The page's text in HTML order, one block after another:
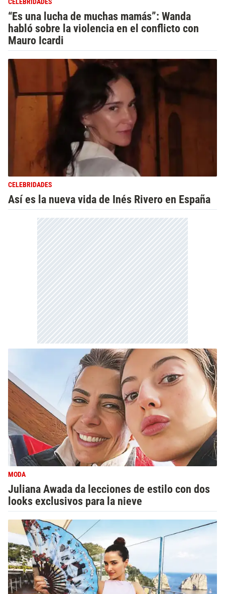
CELEBRIDADES
“Es una lucha de muchas mamás”: Wanda
habló sobre la violencia en el conflicto con
Mauro Icardi
CELEBRIDADES
Así es la nueva vida de Inés Rivero en España
MODA
Juliana Awada da lecciones de estilo con dos
looks exclusivos para la nieve